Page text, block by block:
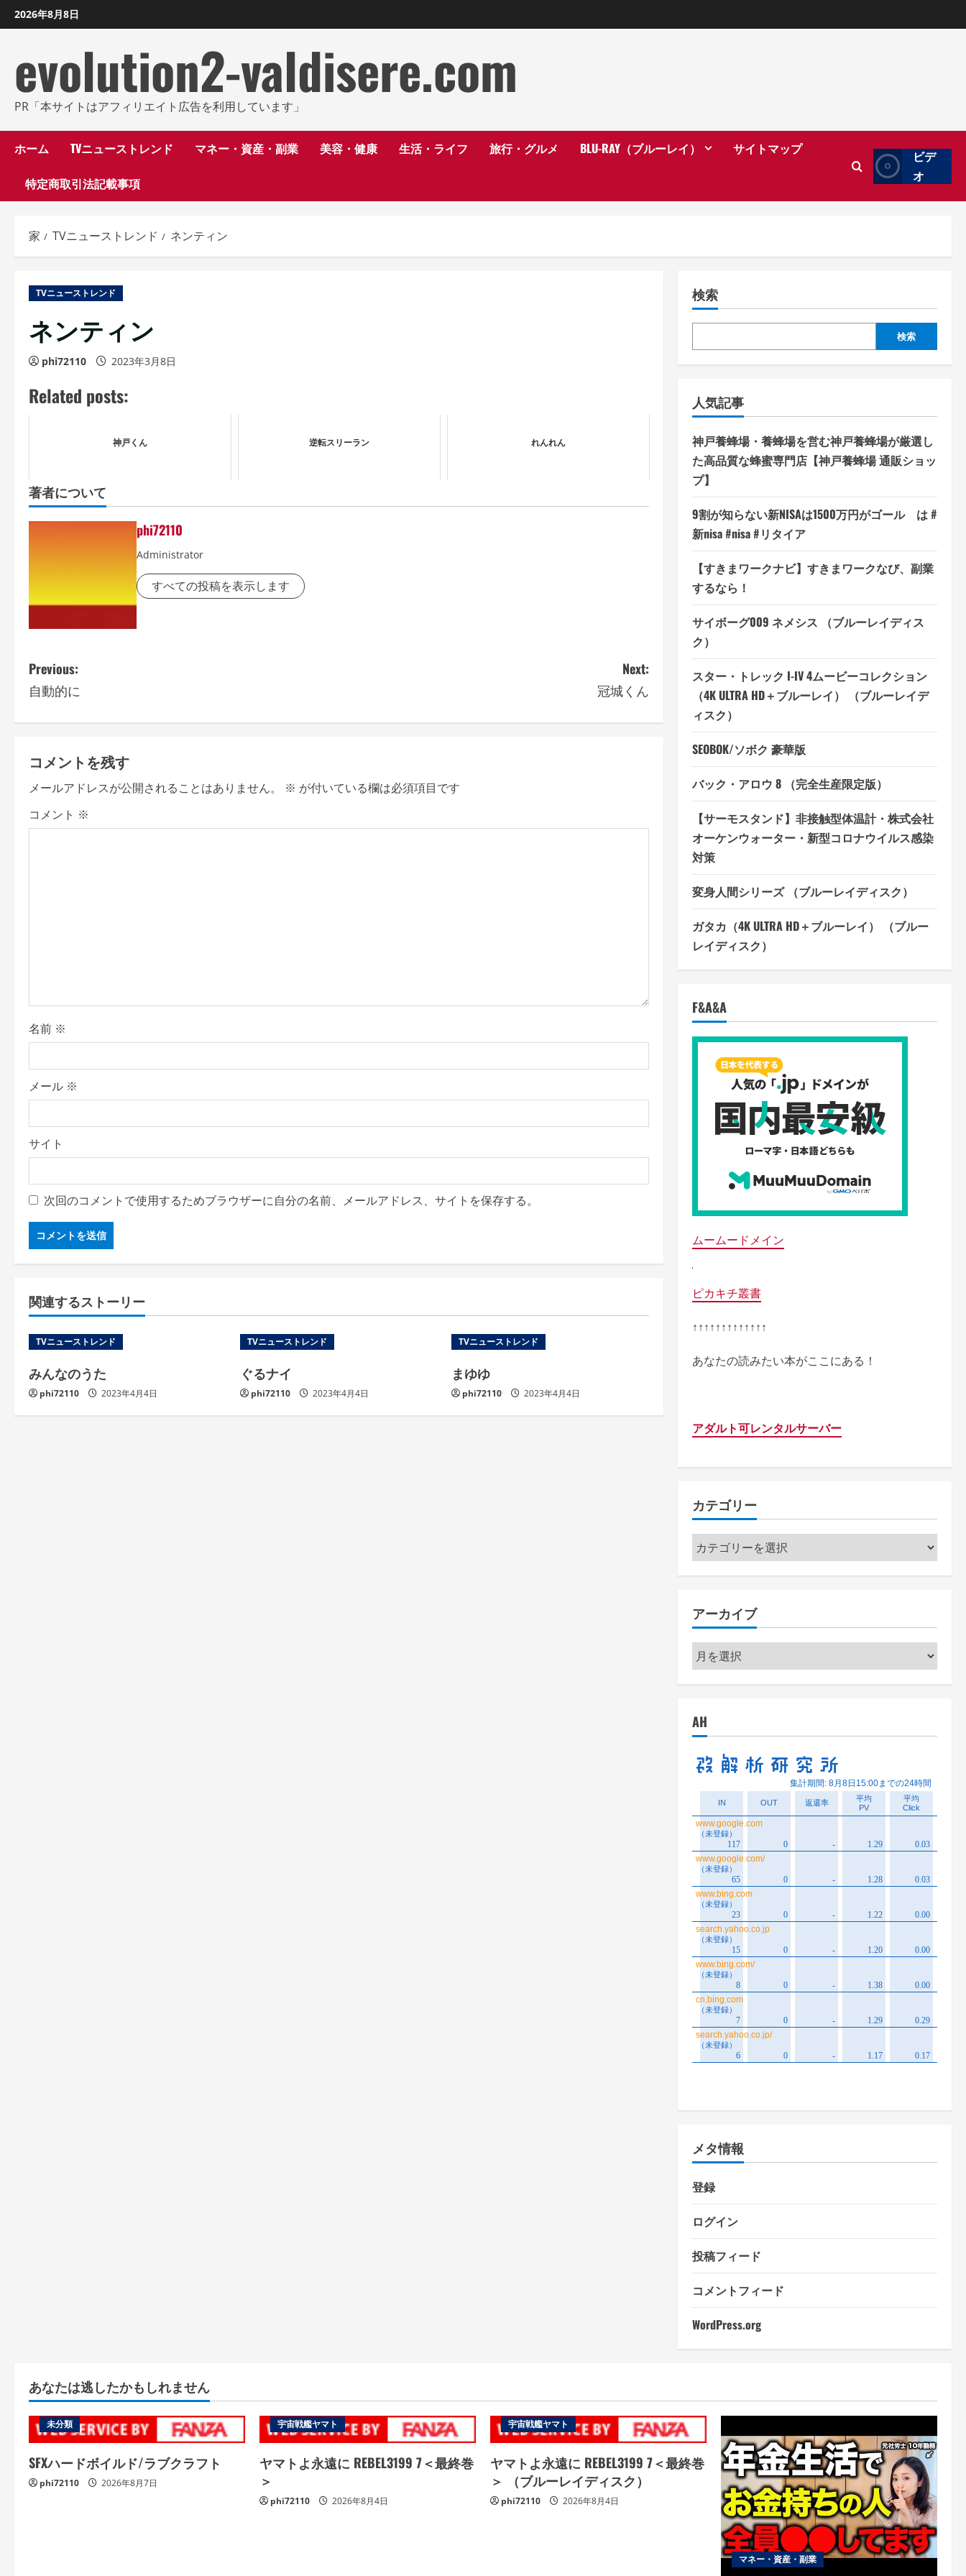
ン
し
2026年8月8日
evolution2-valdisere.com
PR「本サイトはアフィリエイト広告を利用しています」
ホーム TVニューストレンド マネー・資産・副業 美容・健康 生活・ライフ 旅行・グルメ BLU-RAY（ブルーレイ） サイトマップ
特定商取引法記載事項
ビデ
オ
家 TVニューストレンド ネンティン
TVニューストレンド
ネンティン
phi72110 2023年3月8日
Related posts:
神戸くん 逆転スリーラン れんれん
著者について
phi72110
Administrator
すべての投稿を表示します
P
o
s
t
n
a
i
o
n
Previous:
自動的に
Next:
冠城くん
コメントを残す
メールアドレスが公開されることはありません。 ※ が付いている欄は必須項目です
コメント ※
名前 ※
メール ※
サイト
次回のコメントで使用するためブラウザーに自分の名前、メールアドレス、サイトを保存する。
関連するストーリー
TVニューストレンド
みんなのうた
phi72110 2023年4月4日
TVニューストレンド
ぐるナイ
phi72110 2023年4月4日
TVニューストレンド
まゆゆ
phi72110 2023年4月4日
検索
検索
人気記事
神戸養蜂場・養蜂場を営む神戸養蜂場が厳選し
た高品質な蜂蜜専門店【神戸養蜂場 通販ショッ
プ】
9割が知らない新NISAは1500万円がゴール は #
新nisa #nisa #リタイア
【すきまワークナビ】すきまワークなび、副業
するなら！
サイボーグ009 ネメシス （ブルーレイディス
ク）
スター・トレック I-IV 4ムービーコレクション
（4K ULTRA HD＋ブルーレイ） （ブルーレイデ
ィスク）
SEOBOK/ソボク 豪華版
バック・アロウ 8 （完全生産限定版）
【サーモスタンド】非接触型体温計・株式会社
オーケンウォーター・新型コロナウイルス感染
対策
変身人間シリーズ （ブルーレイディスク）
ガタカ（4K ULTRA HD＋ブルーレイ） （ブルー
レイディスク）
F&A&A
ムームードメイン
ピカキチ叢書
↑↑↑↑↑↑↑↑↑↑↑↑↑
あなたの読みたい本がここにある！
アダルト可レンタルサーバー
カテゴリー
カ
テ
ー
アーカイブ
ア
ー
ブ
AH
メタ情報
登録
ログイン
投稿フィード
コメントフィード
WordPress.org
あなたは逃したかもしれません
未分類
SFXハードボイルド/ラブクラフト
phi72110 2026年8月7日
宇宙戦艦ヤマト
ヤマトよ永遠に REBEL3199 7＜最終巻
＞
phi72110 2026年8月4日
宇宙戦艦ヤマト
ヤマトよ永遠に REBEL3199 7＜最終巻
＞ （ブルーレイディスク）
phi72110 2026年8月4日
マネー・資産・副業